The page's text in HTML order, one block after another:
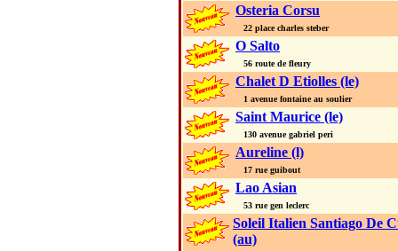
Osteria Corsu
22 place charles steber
O Salto
56 route de fleury
Chalet D Etiolles (le)
1 avenue fontaine au soulier
Saint Maurice (le)
130 avenue gabriel peri
Aureline (l)
17 rue guibout
Lao Asian
53 rue gen leclerc
Soleil Italien Santiago De
(au)